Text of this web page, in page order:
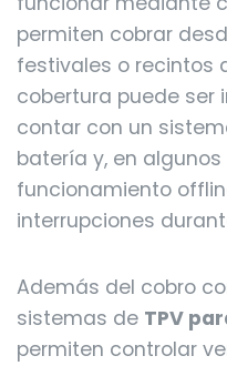
permiten cobrar
festivales o recintos
cobertura puede ser
contar con un
batería y, en
funcionamiento
interrupciones
Además del cobro
sistemas de TPV
permiten controlar